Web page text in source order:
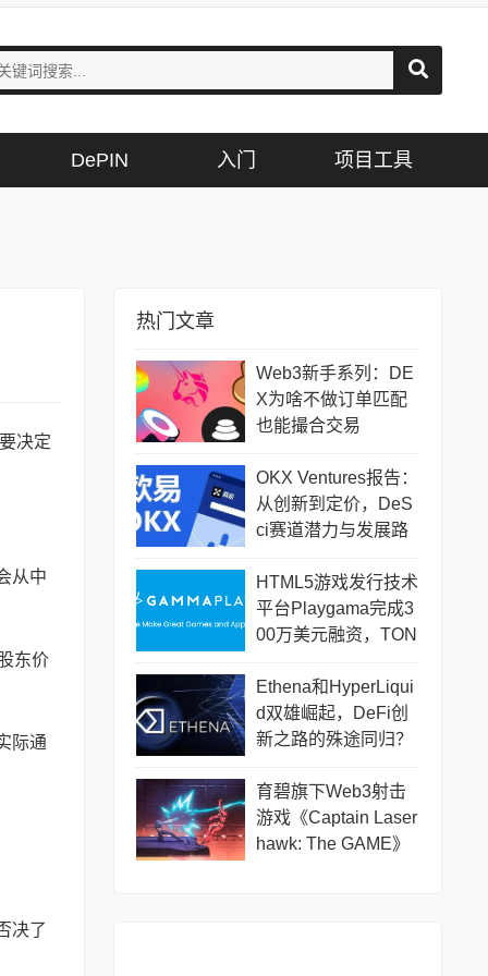
DePIN 入门 项目工具
决定
从中
东价
际通
决了
热门文章
Web3新手系列：DE
X为啥不做订单匹配
也能撮合交易
OKX Ventures报告：
从创新到定价，DeS
ci赛道潜力与发展路
HTML5游戏发行技术
平台Playgama完成3
00万美元融资，TON
Ethena和HyperLiqui
d双雄崛起，DeFi创
新之路的殊途同归？
育碧旗下Web3射击
游戏《Captain Laser
hawk: The GAME》